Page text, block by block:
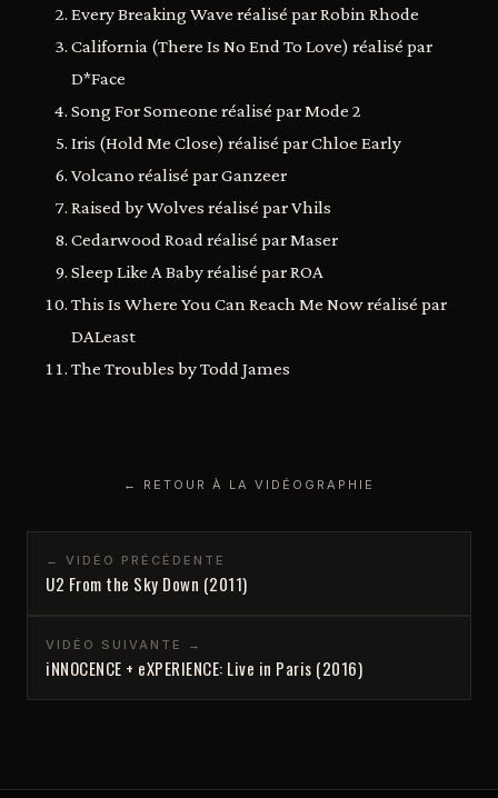
Every Breaking Wave réalisé par Robin Rhode
California (There Is No End To Love) réalisé par
D*Face
Song For Someone réalisé par Mode 2
Iris (Hold Me Close) réalisé par Chloe Early
Volcano réalisé par Ganzeer
Raised by Wolves réalisé par Vhils
Cedarwood Road réalisé par Maser
Sleep Like A Baby réalisé par ROA
This Is Where You Can Reach Me Now réalisé par
DALeast
The Troubles by Todd James
← RETOUR À LA VIDÉOGRAPHIE
← VIDÉO PRÉCÉDENTE
U2 From the Sky Down (2011)
VIDÉO SUIVANTE →
iNNOCENCE + eXPERIENCE: Live in Paris (2016)